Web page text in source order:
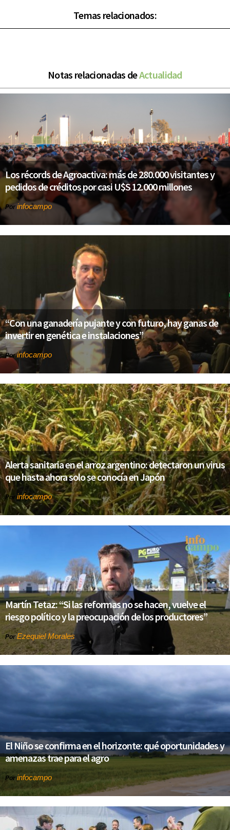
Temas relacionados:
Notas relacionadas deActualidad
Los récords de Agroactiva: más de 280.000 visitantes y
pedidos de créditos por casi U$S 12.000 millones
Por infocampo
“Con una ganadería pujante y con futuro, hay ganas de
invertir en genética e instalaciones”
Porinfocampo
Alerta sanitaria en el arroz argentino: detectaron un virus
que hasta ahora solo se conocía en Japón
Por infocampo
Martín Tetaz: “Si las reformas no se hacen, vuelve el
riesgo político y la preocupación de los productores”
PorEzequiel Morales
El Niño se confirma en el horizonte: qué oportunidades y
amenazas trae para el agro
Por infocampo